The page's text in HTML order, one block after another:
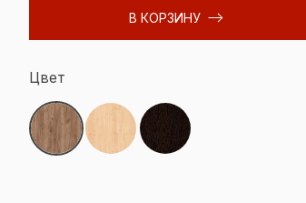
В КОРЗИНУ
Цвет